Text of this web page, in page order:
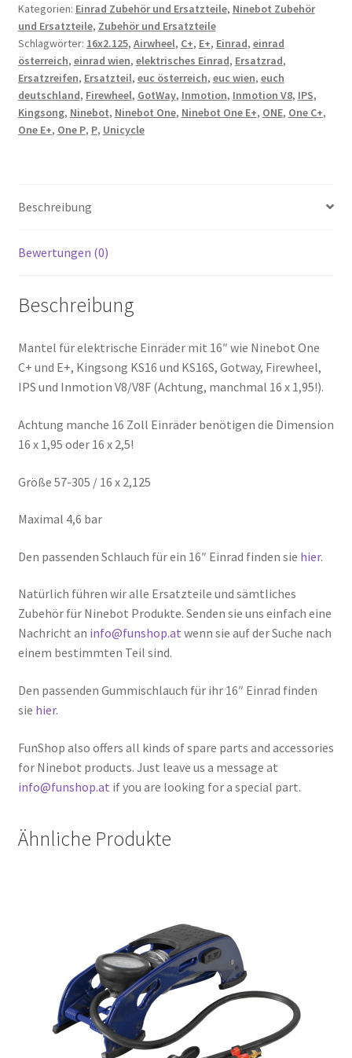
Menge
Kategorien: Einrad Zubehör und Ersatzteile, Ninebot Zubehör
und Ersatzteile, Zubehör und Ersatzteile
Schlagwörter: 16x2.125, Airwheel, C+, E+, Einrad, einrad
österreich, einrad wien, elektrisches Einrad, Ersatzrad,
Ersatzreifen, Ersatzteil, euc österreich, euc wien, euch
deutschland, Firewheel, GotWay, Inmotion, Inmotion V8, IPS,
Kingsong, Ninebot, Ninebot One, Ninebot One E+, ONE, One C+,
One E+, One P, P, Unicycle
Beschreibung
Bewertungen (0)
Beschreibung
Mantel für elektrische Einräder mit 16″ wie Ninebot One
C+ und E+, Kingsong KS16 und KS16S, Gotway, Firewheel,
IPS und Inmotion V8/V8F (Achtung, manchmal 16 x 1,95!).
Achtung manche 16 Zoll Einräder benötigen die Dimension
16 x 1,95 oder 16 x 2,5!
Größe 57-305 / 16 x 2,125
Maximal 4,6 bar
Den passenden Schlauch für ein 16″ Einrad finden sie hier.
Natürlich führen wir alle Ersatzteile und sämtliches
Zubehör für Ninebot Produkte. Senden sie uns einfach eine
Nachricht an info@funshop.at wenn sie auf der Suche nach
einem bestimmten Teil sind.
Den passenden Gummischlauch für ihr 16″ Einrad finden
sie hier.
FunShop also offers all kinds of spare parts and accessories
for Ninebot products. Just leave us a message at
info@funshop.at if you are looking for a special part.
Ähnliche Produkte